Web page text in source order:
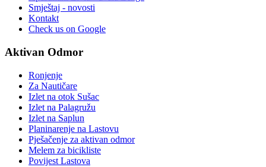
Smještaj - novosti
Kontakt
Check us on Google
Aktivan Odmor
Ronjenje
Za Nautičare
Izlet na otok Sušac
Izlet na Palagružu
Izlet na Saplun
Planinarenje na Lastovu
Pješačenje za aktivan odmor
Melem za bicikliste
Povijest Lastova